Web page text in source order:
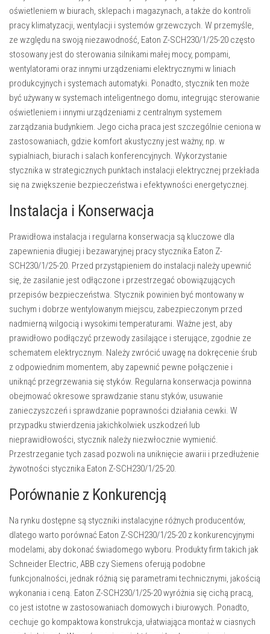
oświetleniem w biurach, sklepach i magazynach, a także do kontroli
pracy klimatyzacji, wentylacji i systemów grzewczych. W przemyśle,
ze względu na swoją niezawodność, Eaton Z-SCH230/1/25-20 często
stosowany jest do sterowania silnikami małej mocy, pompami,
wentylatorami oraz innymi urządzeniami elektrycznymi w liniach
produkcyjnych i systemach automatyki. Ponadto, stycznik ten może
być używany w systemach inteligentnego domu, integrując sterowanie
oświetleniem i innymi urządzeniami z centralnym systemem
zarządzania budynkiem. Jego cicha praca jest szczególnie ceniona w
zastosowaniach, gdzie komfort akustyczny jest ważny, np. w
sypialniach, biurach i salach konferencyjnych. Wykorzystanie
stycznika w strategicznych punktach instalacji elektrycznej przekłada
się na zwiększenie bezpieczeństwa i efektywności energetycznej.
Instalacja i Konserwacja
Prawidłowa instalacja i regularna konserwacja są kluczowe dla
zapewnienia długiej i bezawaryjnej pracy stycznika Eaton Z-
SCH230/1/25-20. Przed przystąpieniem do instalacji należy upewnić
się, że zasilanie jest odłączone i przestrzegać obowiązujących
przepisów bezpieczeństwa. Stycznik powinien być montowany w
suchym i dobrze wentylowanym miejscu, zabezpieczonym przed
nadmierną wilgocią i wysokimi temperaturami. Ważne jest, aby
prawidłowo podłączyć przewody zasilające i sterujące, zgodnie ze
schematem elektrycznym. Należy zwrócić uwagę na dokręcenie śrub
z odpowiednim momentem, aby zapewnić pewne połączenie i
uniknąć przegrzewania się styków. Regularna konserwacja powinna
obejmować okresowe sprawdzanie stanu styków, usuwanie
zanieczyszczeń i sprawdzanie poprawności działania cewki. W
przypadku stwierdzenia jakichkolwiek uszkodzeń lub
nieprawidłowości, stycznik należy niezwłocznie wymienić.
Przestrzeganie tych zasad pozwoli na uniknięcie awarii i przedłużenie
żywotności stycznika Eaton Z-SCH230/1/25-20.
Porównanie z Konkurencją
Na rynku dostępne są styczniki instalacyjne różnych producentów,
dlatego warto porównać Eaton Z-SCH230/1/25-20 z konkurencyjnymi
modelami, aby dokonać świadomego wyboru. Produkty firm takich jak
Schneider Electric, ABB czy Siemens oferują podobne
funkcjonalności, jednak różnią się parametrami technicznymi, jakością
wykonania i ceną. Eaton Z-SCH230/1/25-20 wyróżnia się cichą pracą,
co jest istotne w zastosowaniach domowych i biurowych. Ponadto,
cechuje go kompaktowa konstrukcja, ułatwiająca montaż w ciasnych